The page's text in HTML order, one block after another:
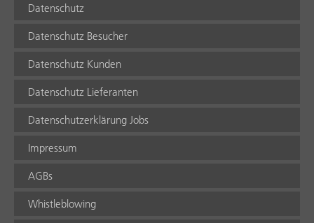
Datenschutz
Datenschutz Besucher
Datenschutz Kunden
Datenschutz Lieferanten
Datenschutzerklärung Jobs
Impressum
AGBs
Whistleblowing